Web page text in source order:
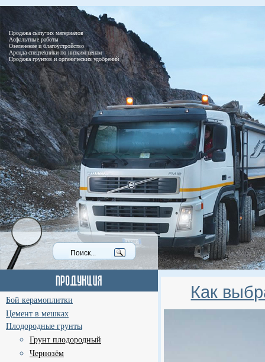
Продажа сыпучих материалов
Асфальтные работы
Озеленение и благоустройство
Аренда спецтехники по низким ценам
Продажа грунтов и органических удобрений
Бой керамоплитки
Цемент в мешках
Плодородные грунты
Грунт плодородный
Чернозём
Как